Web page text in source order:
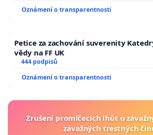
Oznámení o transparentnosti
Petice za zachování suverenity
vědy na FF UK
444 podpisů
Oznámení o transparentnosti
Zrušení promlčecích lhůt u
závažných trestných